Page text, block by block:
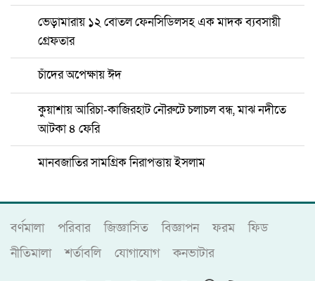
ভেড়ামারায় ১২ বোতল ফেনসিডিলসহ এক মাদক ব্যবসায়ী
গ্রেফতার
চাঁদের অপেক্ষায় ঈদ
কুয়াশায় আরিচা-কাজিরহাট নৌরুটে চলাচল বন্ধ, মাঝ নদীতে
আটকা ৪ ফেরি
মানবজাতির সামগ্রিক নিরাপত্তায় ইসলাম
বর্ণমালা পরিবার জিজ্ঞাসিত বিজ্ঞাপন ফরম
ফিড
নীতিমালা
শর্তাবলি যোগাযোগ কনভাটার